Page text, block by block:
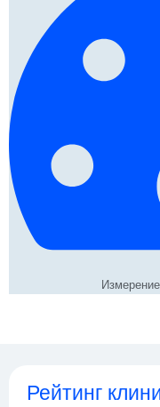
Рейтинг